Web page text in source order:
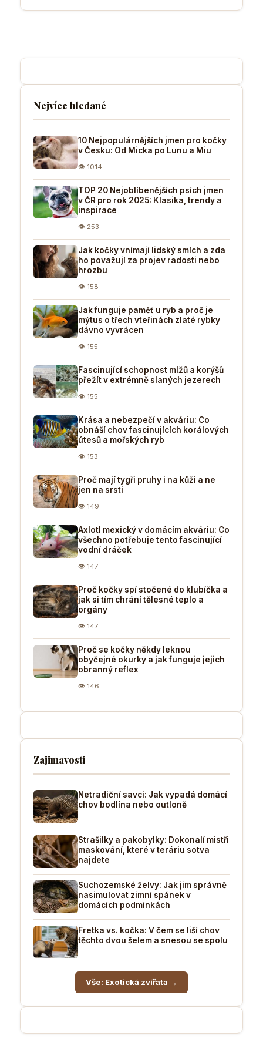
Nejvíce hledané
10 Nejpopulárnějších jmen pro kočky
v Česku: Od Micka po Lunu a Miu
👁 1014
TOP 20 Nejoblíbenějších psích jmen
v ČR pro rok 2025: Klasika, trendy a
inspirace
👁 253
Jak kočky vnímají lidský smích a zda
ho považují za projev radosti nebo
hrozbu
👁 158
Jak funguje paměť u ryb a proč je
mýtus o třech vteřinách zlaté rybky
dávno vyvrácen
👁 155
Fascinující schopnost mlžů a korýšů
přežít v extrémně slaných jezerech
👁 155
Krása a nebezpečí v akváriu: Co
obnáší chov fascinujících korálových
útesů a mořských ryb
👁 153
Proč mají tygři pruhy i na kůži a ne
jen na srsti
👁 149
Axlotl mexický v domácím akváriu: Co
všechno potřebuje tento fascinující
vodní dráček
👁 147
Proč kočky spí stočené do klubíčka a
jak si tím chrání tělesné teplo a
orgány
👁 147
Proč se kočky někdy leknou
obyčejné okurky a jak funguje jejich
obranný reflex
👁 146
Zajimavosti
Netradiční savci: Jak vypadá domácí
chov bodlína nebo outloně
Strašilky a pakobylky: Dokonalí mistři
maskování, které v teráriu sotva
najdete
Suchozemské želvy: Jak jim správně
nasimulovat zimní spánek v
domácích podmínkách
Fretka vs. kočka: V čem se liší chov
těchto dvou šelem a snesou se spolu
Vše: Exotická zvířata →